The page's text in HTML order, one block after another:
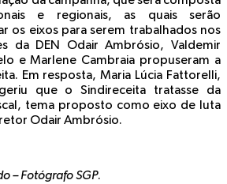
e regionais, as quais serão
os eixos para serem trabalhados nos
da DEN Odair Ambrósio, Valdemir
e Marlene Cambraia propuseram a
Em resposta, Maria Lúcia Fattorelli,
que o Sindireceita tratasse da
tema proposto como eixo de luta
Odair Ambrósio.
– Fotógrafo SGP.